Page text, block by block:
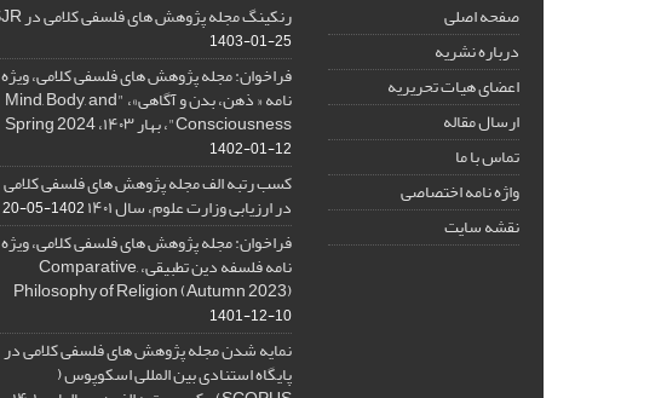
صفحه اصلی
درباره نشریه
اعضای هیات تحریریه
ارسال مقاله
تماس با ما
واژه نامه اختصاصی
نقشه سایت
رنکینگ مجله پژوهش های فلسفی کلامی در SJR
1403-01-25
فراخوان: مجله پژوهش های فلسفی کلامی، ویژه
نامه « ذهن، بدن و آگاهی»، "Mind, Body, and
Consciousness"، بهار ۱۴۰۳، Spring 2024
1402-01-12
کسب رتبه الف مجله پژوهش های فلسفی کلامی
در ارزیابی وزارت علوم، سال ۱۴۰۱ 1402-05-20
فراخوان: مجله پژوهش های فلسفی کلامی، ویژه
نامه فلسفه دین تطبیقی، ,Comparative
Philosophy of Religion (Autumn 2023)
1401-12-10
نمایه شدن مجله پژوهش های فلسفی کلامی در
پایگاه استنادی بین المللی اسکوپوس (